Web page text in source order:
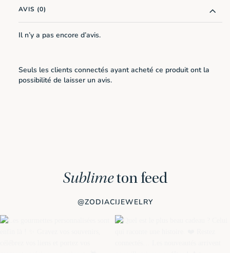
AVIS (0)
Il n’y a pas encore d’avis.
Seuls les clients connectés ayant acheté ce produit ont la
possibilité de laisser un avis.
Sublimeton feed
@ZODIACIJEWELRY